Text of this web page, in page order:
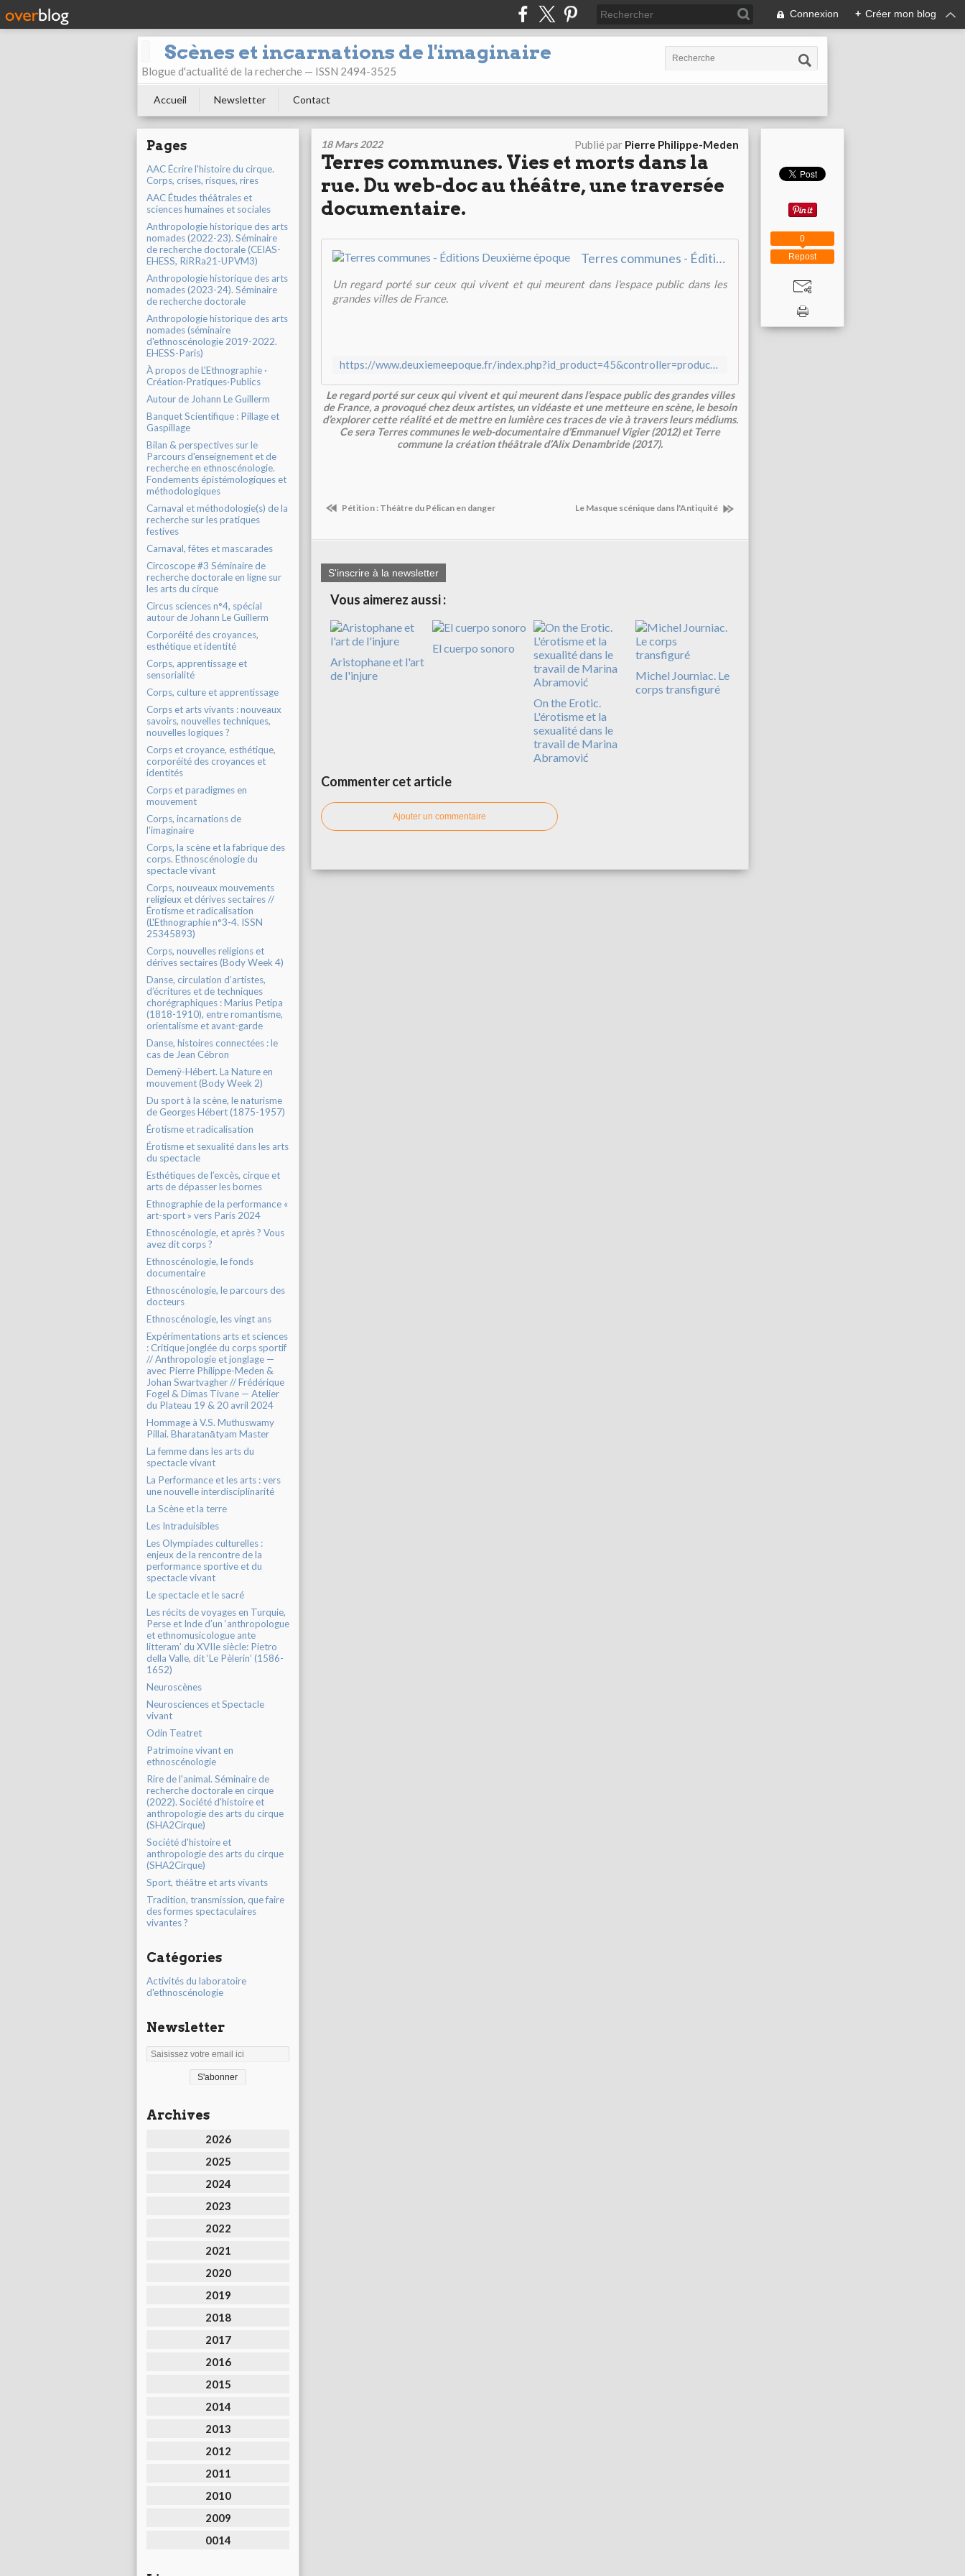
Connexion + Créer mon blog
Scènes et incarnations de l'imaginaire
Blogue d'actualité de la recherche — ISSN 2494-3525
Accueil Newsletter Contact
Pages
AAC Écrire l'histoire du cirque.
Corps, crises, risques, rires
AAC Études théâtrales et
sciences humaines et sociales
Anthropologie historique des arts
nomades (2022-23). Séminaire
de recherche doctorale (CEIAS-
EHESS, RiRRa21-UPVM3)
Anthropologie historique des arts
nomades (2023-24). Séminaire
de recherche doctorale
Anthropologie historique des arts
nomades (séminaire
d'ethnoscénologie 2019-2022.
EHESS-Paris)
À propos de L'Ethnographie ·
Création·Pratiques·Publics
Autour de Johann Le Guillerm
Banquet Scientifique : Pillage et
Gaspillage
Bilan & perspectives sur le
Parcours d'enseignement et de
recherche en ethnoscénologie.
Fondements épistémologiques et
méthodologiques
Carnaval et méthodologie(s) de la
recherche sur les pratiques
festives
Carnaval, fêtes et mascarades
Circoscope #3 Séminaire de
recherche doctorale en ligne sur
les arts du cirque
Circus sciences n°4, spécial
autour de Johann Le Guillerm
Corporéité des croyances,
esthétique et identité
Corps, apprentissage et
sensorialité
Corps, culture et apprentissage
Corps et arts vivants : nouveaux
savoirs, nouvelles techniques,
nouvelles logiques ?
Corps et croyance, esthétique,
corporéité des croyances et
identités
Corps et paradigmes en
mouvement
Corps, incarnations de
l'imaginaire
Corps, la scène et la fabrique des
corps. Ethnoscénologie du
spectacle vivant
Corps, nouveaux mouvements
religieux et dérives sectaires //
Érotisme et radicalisation
(L'Ethnographie n°3-4. ISSN
25345893)
Corps, nouvelles religions et
dérives sectaires (Body Week 4)
Danse, circulation d’artistes,
d’écritures et de techniques
chorégraphiques : Marius Petipa
(1818-1910), entre romantisme,
orientalisme et avant-garde
Danse, histoires connectées : le
cas de Jean Cébron
Demenÿ-Hébert. La Nature en
mouvement (Body Week 2)
Du sport à la scène, le naturisme
de Georges Hébert (1875-1957)
Érotisme et radicalisation
Érotisme et sexualité dans les arts
du spectacle
Esthétiques de l’excès, cirque et
arts de dépasser les bornes
Ethnographie de la performance «
art-sport » vers Paris 2024
Ethnoscénologie, et après ? Vous
avez dit corps ?
Ethnoscénologie, le fonds
documentaire
Ethnoscénologie, le parcours des
docteurs
Ethnoscénologie, les vingt ans
Expérimentations arts et sciences
: Critique jonglée du corps sportif
// Anthropologie et jonglage —
avec Pierre Philippe-Meden &
Johan Swartvagher // Frédérique
Fogel & Dimas Tivane — Atelier
du Plateau 19 & 20 avril 2024
Hommage à V.S. Muthuswamy
Pillai. Bharatanātyam Master
La femme dans les arts du
spectacle vivant
La Performance et les arts : vers
une nouvelle interdisciplinarité
La Scène et la terre
Les Intraduisibles
Les Olympiades culturelles :
enjeux de la rencontre de la
performance sportive et du
spectacle vivant
Le spectacle et le sacré
Les récits de voyages en Turquie,
Perse et Inde d’un ‘anthropologue
et ethnomusicologue ante
litteram’ du XVIIe siècle: Pietro
della Valle, dit ‘Le Pèlerin’ (1586-
1652)
Neuroscènes
Neurosciences et Spectacle
vivant
Odin Teatret
Patrimoine vivant en
ethnoscénologie
Rire de l'animal. Séminaire de
recherche doctorale en cirque
(2022). Société d'histoire et
anthropologie des arts du cirque
(SHA2Cirque)
Société d'histoire et
anthropologie des arts du cirque
(SHA2Cirque)
Sport, théâtre et arts vivants
Tradition, transmission, que faire
des formes spectaculaires
vivantes ?
Catégories
Activités du laboratoire
d'ethnoscénologie
Newsletter
Archives
2026
2025
2024
2023
2022
2021
2020
2019
2018
2017
2016
2015
2014
2013
2012
2011
2010
2009
0014
18 Mars 2022 Publié par Pierre Philippe-Meden
Terres communes. Vies et morts dans la
rue. Du web-doc au théâtre, une traversée
documentaire.
Terres communes - Éditions Deuxième époque
Un regard porté sur ceux qui vivent et qui meurent dans l'espace public dans les
grandes villes de France.
https://www.deuxiemeepoque.fr/index.php?id_product=45&controller=product&id_lang=3
Le regard porté sur ceux qui vivent et qui meurent dans l’espace public des grandes villes
de France, a provoqué chez deux artistes, un vidéaste et une metteure en scène, le besoin
d’explorer cette réalité et de mettre en lumière ces traces de vie à travers leurs médiums.
Ce sera Terres communes le web-documentaire d’Emmanuel Vigier (2012) et Terre
commune la création théâtrale d’Alix Denambride (2017).
Pétition : Théâtre du Pélican en danger Le Masque scénique dans l'Antiquité
S'inscrire à la newsletter
Vous aimerez aussi :
Aristophane et l'art
de l'injure
El cuerpo sonoro
On the Erotic.
L'érotisme et la
sexualité dans le
travail de Marina
Abramović
Michel Journiac. Le
corps transfiguré
Commenter cet article
Ajouter un commentaire
Repost
0